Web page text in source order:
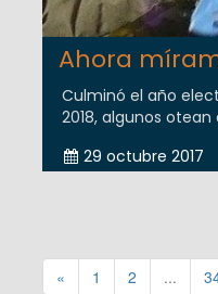
Ahora
Culminó el año
2018, algunos
29 octubre 2017
« 1 2 ...